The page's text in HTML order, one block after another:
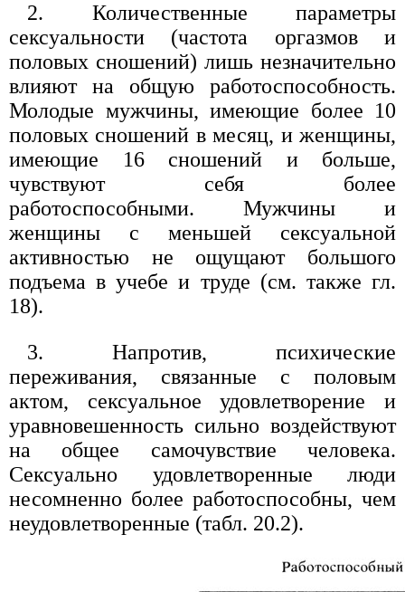
2. Количественные параметры
сексуальности (частота оргазмов и
половых сношений) лишь незначительно
влияют на общую работоспособность.
Молодые мужчины, имеющие более 10
половых сношений в месяц, и женщины,
имеющие 16 сношений и больше,
чувствуют себя более
работоспособными. Мужчины и
женщины с меньшей сексуальной
активностью не ощущают большого
подъема в учебе и труде (см. также гл.
18).
3. Напротив, психические
переживания, связанные с половым
актом, сексуальное удовлетворение и
уравновешенность сильно воздействуют
на общее самочувствие человека.
Сексуально удовлетворенные люди
несомненно более работоспособны, чем
неудовлетворенные (табл. 20.2).